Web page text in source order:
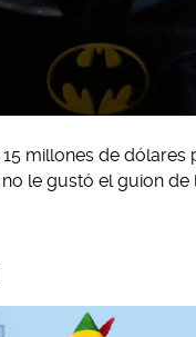
millones de dólares
le gustó el guion de